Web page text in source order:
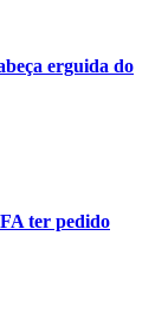
erguida do
ter pedido